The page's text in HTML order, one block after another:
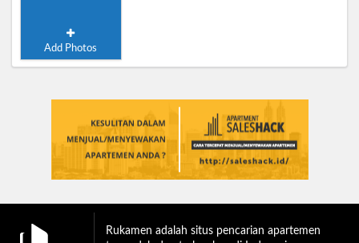
Add Photos
Rukamen adalah situs pencarian apartemen